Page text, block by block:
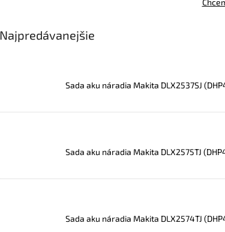
Najpredávanejšie
Sada aku náradia Makita DLX2537SJ
Sada aku náradia Makita DLX2575TJ
Sada aku náradia Makita DLX2574TJ